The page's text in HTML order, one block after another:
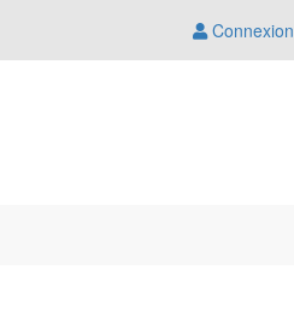
Connexion